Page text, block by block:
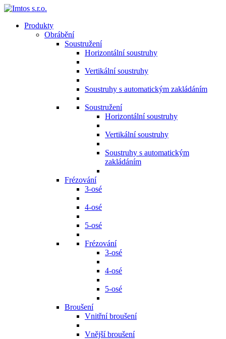
Produkty
Obrábění
Soustružení
Horizontální soustruhy
Vertikální soustruhy
Soustruhy s automatickým zakládáním
Soustružení
Horizontální soustruhy
Vertikální soustruhy
Soustruhy s automatickým
zakládáním
Frézování
3-osé
4-osé
5-osé
Frézování
3-osé
4-osé
5-osé
Broušení
Vnitřní broušení
Vnější broušení